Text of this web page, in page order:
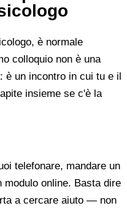
è normale
colloquio non è una
è un incontro in cui tu e il
insieme se c'è la
telefonare, mandare un
modulo online. Basta dire
a cercare aiuto — non